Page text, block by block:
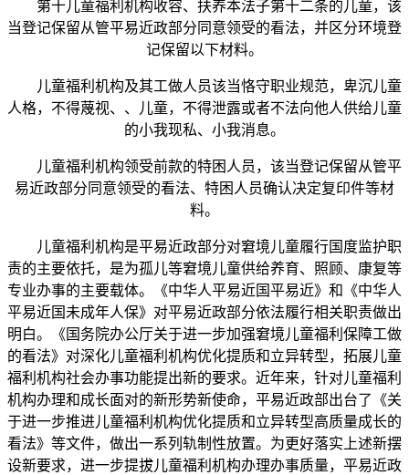
第十儿童福利机构收容、扶养本法子第十二条的儿童，该
当登记保留从管平易近政部分同意领受的看法，并区分环境登
记保留以下材料。
儿童福利机构及其工做人员该当恪守职业规范，卑沉儿童
人格，不得蔑视、、儿童，不得泄露或者不法向他人供给儿童
的小我现私、小我消息。
儿童福利机构领受前款的特困人员，该当登记保留从管平
易近政部分同意领受的看法、特困人员确认决定复印件等材
料。
儿童福利机构是平易近政部分对窘境儿童履行国度监护职
责的主要依托，是为孤儿等窘境儿童供给养育、照顾、康复等
专业办事的主要载体。《中华人平易近国平易近》和《中华人
平易近国未成年人保》对平易近政部分依法履行相关职责做出
明白。《国务院办公厅关于进一步加强窘境儿童福利保障工做
的看法》对深化儿童福利机构优化提质和立异转型，拓展儿童
福利机构社会办事功能提出新的要求。近年来，针对儿童福利
机构办理和成长面对的新形势新使命，平易近政部出台了《关
于进一步推进儿童福利机构优化提质和立异转型高质量成长的
看法》等文件，做出一系列轨制性放置。为更好落实上述新摆
设新要求，进一步提拔儿童福利机构办理办事质量，平易近政